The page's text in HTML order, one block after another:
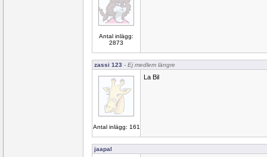
Antal inlägg:
2873
zassi 123 - Ej medlem längre
Antal inlägg: 161
La Bil
jaapal